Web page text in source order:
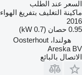
السعر عند الطلب
ماكينة التغليف بتفريغ الهواء
2016
0.95 حصان (0.7 kW)
هولندا، Oosterhout
Areska BV
الاتصال بالبائع